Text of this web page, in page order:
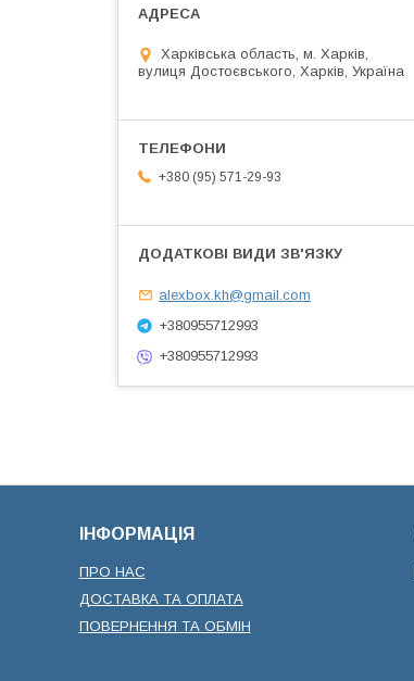
Харківська область, м. Харків,
вулиця Достоєвського, Харків, Україна
+380 (95) 571-29-93
alexbox.kh@gmail.com
+380955712993
+380955712993
ІНФОРМАЦІЯ
ПРО НАС
ДОСТАВКА ТА ОПЛАТА
ПОВЕРНЕННЯ ТА ОБМІН